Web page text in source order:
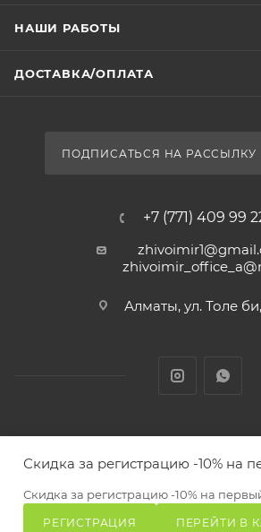
НАШИ РАБОТЫ
ДОСТАВКА/ОПЛАТА
ПОДПИСАТЬСЯ НА РАССЫЛКУ
+7 (771) 409 99
Алматы, ул. Толе
животных с доставкой товаров по
Скидка за регистрацию -10% на
Скидка за регистрацию -10% на
РЕГИСТРАЦИЯ ПЕРЕЙТИ В